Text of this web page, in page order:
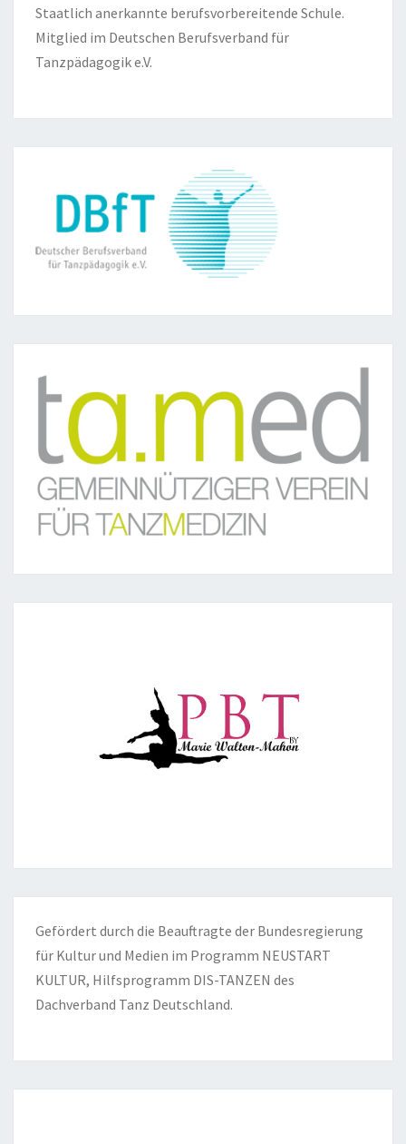
Staatlich anerkannte berufsvorbereitende Schule.
Mitglied im Deutschen Berufsverband für
Tanzpädagogik e.V.
Gefördert durch die Beauftragte der Bundesregierung
für Kultur und Medien im Programm NEUSTART
KULTUR, Hilfsprogramm DIS-TANZEN des
Dachverband Tanz Deutschland.